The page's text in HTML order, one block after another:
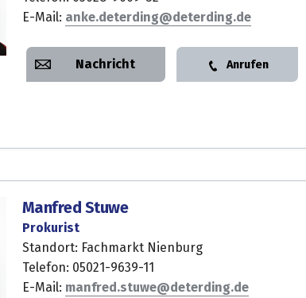
E-Mail: anke.deterding
Nachricht Anrufen
Manfred Stuwe
Prokurist
Standort: Fachmarkt Nienburg
Telefon: 05021-9639-11
E-Mail: manfred.stuwe